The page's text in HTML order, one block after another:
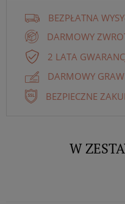
BEZPŁATNA
DARMOWY
2 LATA
DARMOWY
BEZPIECZNE
W